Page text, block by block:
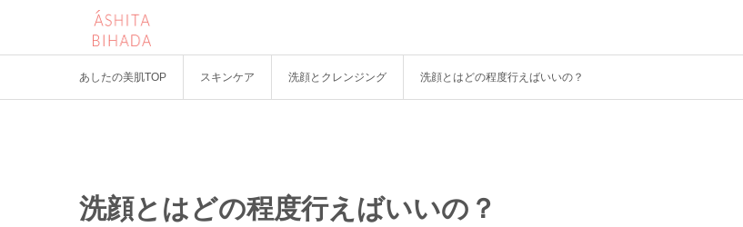
あしたの美肌TOP スキンケア 洗顔とクレンジング 洗顔とはどの程度行えばいいの？
洗顔とはどの程度行えばいいの？